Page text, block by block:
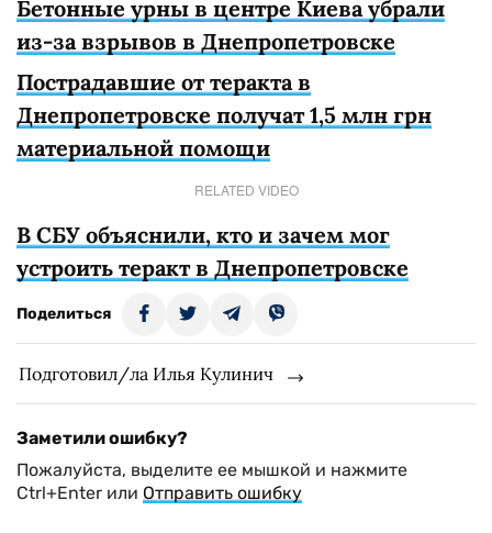
Бетонные урны в центре Киева убрали
из-за взрывов в Днепропетровске
Пострадавшие от теракта в
Днепропетровске получат 1,5 млн грн
материальной помощи
RELATED VIDEO
В СБУ объяснили, кто и зачем мог
устроить теракт в Днепропетровске
Поделиться
Подготовил/ла Илья Кулинич
Заметили ошибку?
Пожалуйста, выделите ее мышкой и нажмите
Ctrl+Enter или Отправить ошибку